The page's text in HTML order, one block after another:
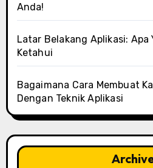
Anda!
Latar Belakang Aplikasi: Apa
Ketahui
Bagaimana Cara Membuat
Dengan Teknik Aplikasi